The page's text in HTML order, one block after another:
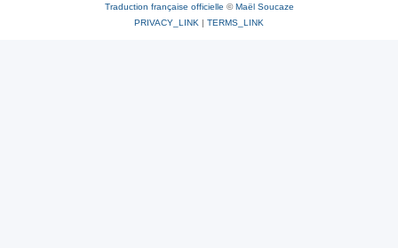
Traduction française officielle ©Maël Soucaze
PRIVACY_LINK | TERMS_LINK